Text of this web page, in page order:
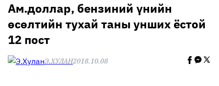
THE NEW YORK TIMES
Ам.доллар, бензиний үнийн
өсөлтийн тухай таны унших ёстой
12 пост
Э.ХУЛАН2018.10.08